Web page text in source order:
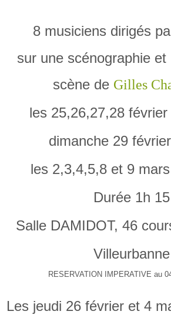
8 musiciens dirigés
sur une scénographie et
scène de Gilles
les 25,26,27,28
dimanche 29
les 2,3,4,5,8 et 9
Durée 1h 15
Salle DAMIDOT, 46
Villeurbanne
RESERVATION IMPERATIVE au
Les jeudi 26 février et 4